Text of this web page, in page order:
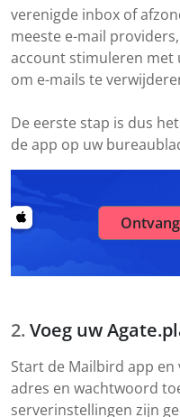
verenigde inbox of
meeste e-mail
account stimuleren met
om e-mails te
De eerste stap is dus het
de app op uw
Voeg uw
Start de Mailbird app en
adres en wachtwoord
serverinstellingen zijn